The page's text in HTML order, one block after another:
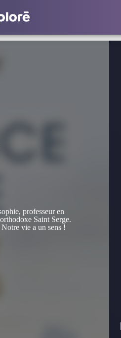
professeur en
Saint Serge.
Notre vie a un sens !